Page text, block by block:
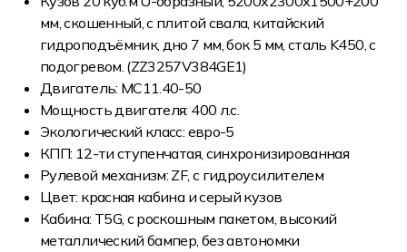
мм, скошенный, с плитой свала, китайский
гидроподъёмник, дно 7 мм, бок 5 мм, сталь K450, с
подогревом. (ZZ3257V384GE1)
Двигатель: MC11.40-50
Мощность двигателя: 400 л.с.
Экологический класс: евро-5
КПП: 12-ти ступенчатая, синхронизированная
Рулевой механизм: ZF, с гидроусилителем
Цвет: красная кабина и серый кузов
Кабина: T5G, с роскошным пакетом, высокий
металлический бампер, без автономки